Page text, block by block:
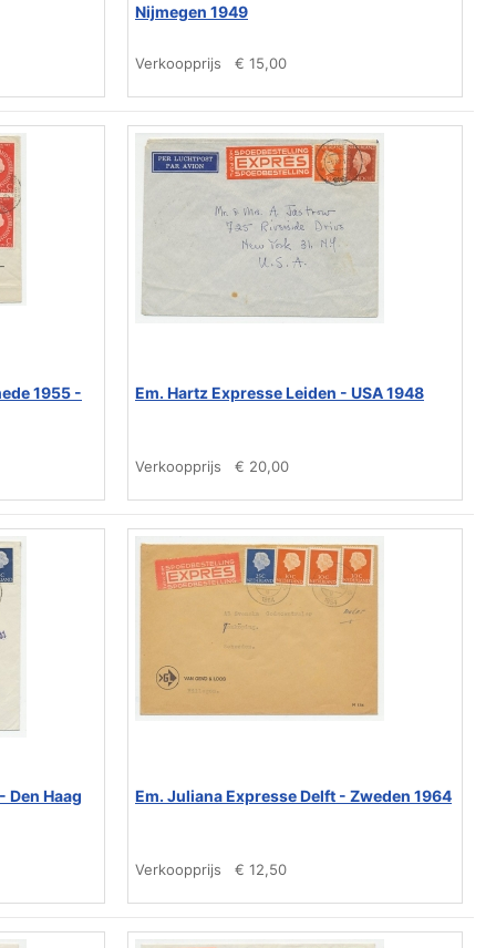
Nijmegen 1949
Verkoopprijs € 15,00
1955 -
Em. Hartz Expresse Leiden - USA 1948
Verkoopprijs € 20,00
Den Haag
Em. Juliana Expresse Delft - Zweden 1964
Verkoopprijs € 12,50